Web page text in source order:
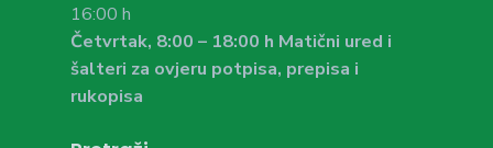
16:00 h
Četvrtak, 8:00 – 18:00 h Matični ured i
šalteri za ovjeru potpisa, prepisa i
rukopisa